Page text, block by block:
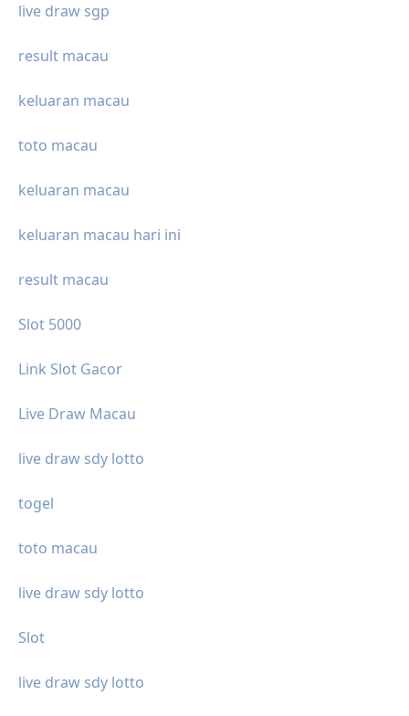
live draw sgp
result macau
keluaran macau
toto macau
keluaran macau
keluaran macau hari ini
result macau
Slot 5000
Link Slot Gacor
Live Draw Macau
live draw sdy lotto
togel
toto macau
live draw sdy lotto
Slot
live draw sdy lotto